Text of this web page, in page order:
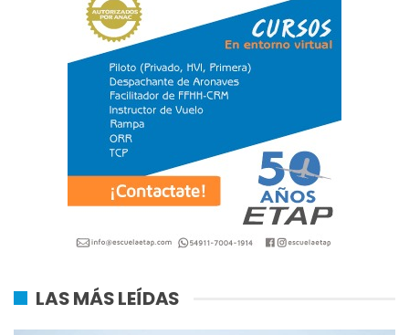
LAS MÁS LEÍDAS